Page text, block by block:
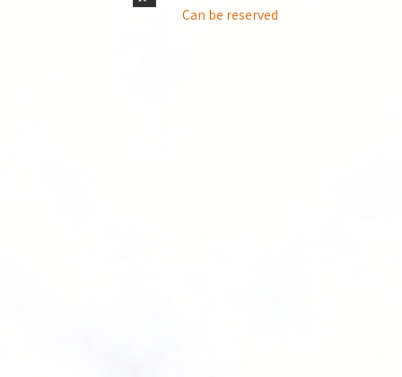
Can be reserved